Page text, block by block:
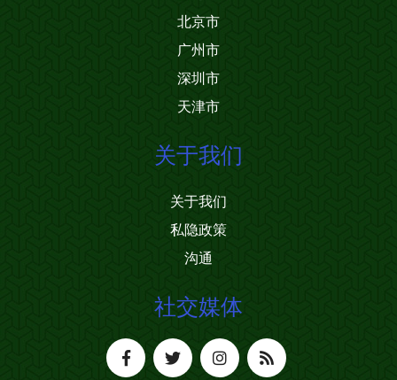
北京市
广州市
深圳市
天津市
关于我们
关于我们
私隐政策
沟通
社交媒体